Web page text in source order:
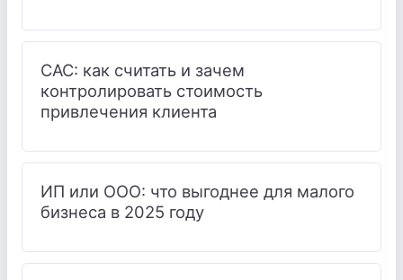
CAC: как считать и зачем
контролировать стоимость
привлечения клиента
ИП или ООО: что выгоднее для малого
бизнеса в 2025 году